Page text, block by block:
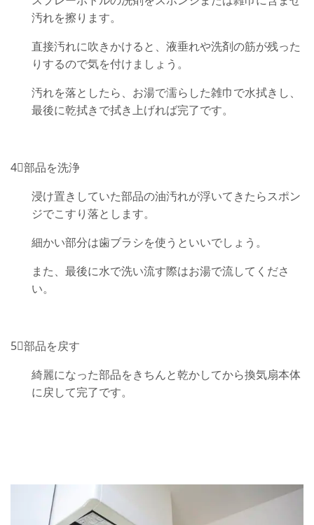
汚れを擦ります。
直接汚れに吹きかけると、液垂れや洗剤の筋が残った
りするので気を付けましょう。
汚れを落としたら、お湯で濡らした雑巾で水拭きし、
最後に乾拭きで拭き上げれば完了です。
4⃣部品を洗浄
浸け置きしていた部品の油汚れが浮いてきたらスポン
ジでこすり落とします。
細かい部分は歯ブラシを使うといいでしょう。
また、最後に水で洗い流す際はお湯で流してくださ
い。
5⃣部品を戻す
綺麗になった部品をきちんと乾かしてから換気扇本体
に戻して完了です。